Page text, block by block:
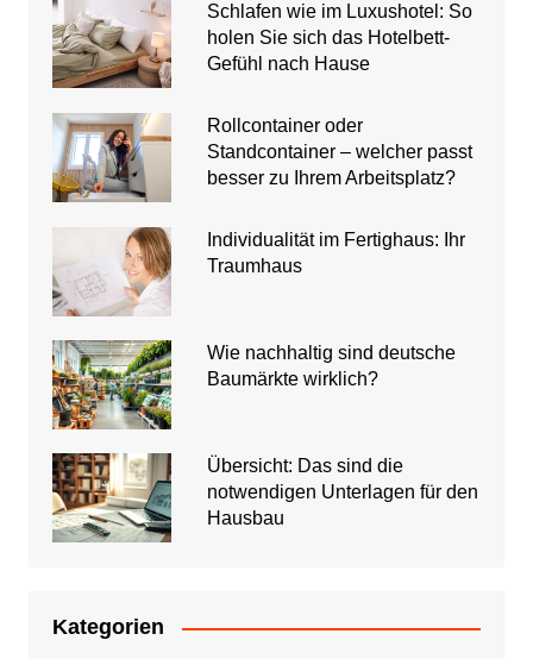
Schlafen wie im Luxushotel: So
holen Sie sich das Hotelbett-
Gefühl nach Hause
Rollcontainer oder
Standcontainer – welcher passt
besser zu Ihrem Arbeitsplatz?
Individualität im Fertighaus: Ihr
Traumhaus
Wie nachhaltig sind deutsche
Baumärkte wirklich?
Übersicht: Das sind die
notwendigen Unterlagen für den
Hausbau
Kategorien